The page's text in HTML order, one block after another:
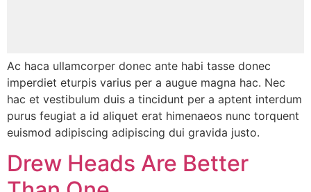
Ac haca ullamcorper donec ante habi tasse donec
imperdiet eturpis varius per a augue magna hac. Nec
hac et vestibulum duis a tincidunt per a aptent interdum
purus feugiat a id aliquet erat himenaeos nunc torquent
euismod adipiscing adipiscing dui gravida justo.
Drew Heads Are Better